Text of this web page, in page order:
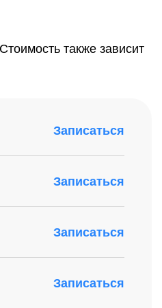
также зависит
Записаться
Записаться
Записаться
Записаться